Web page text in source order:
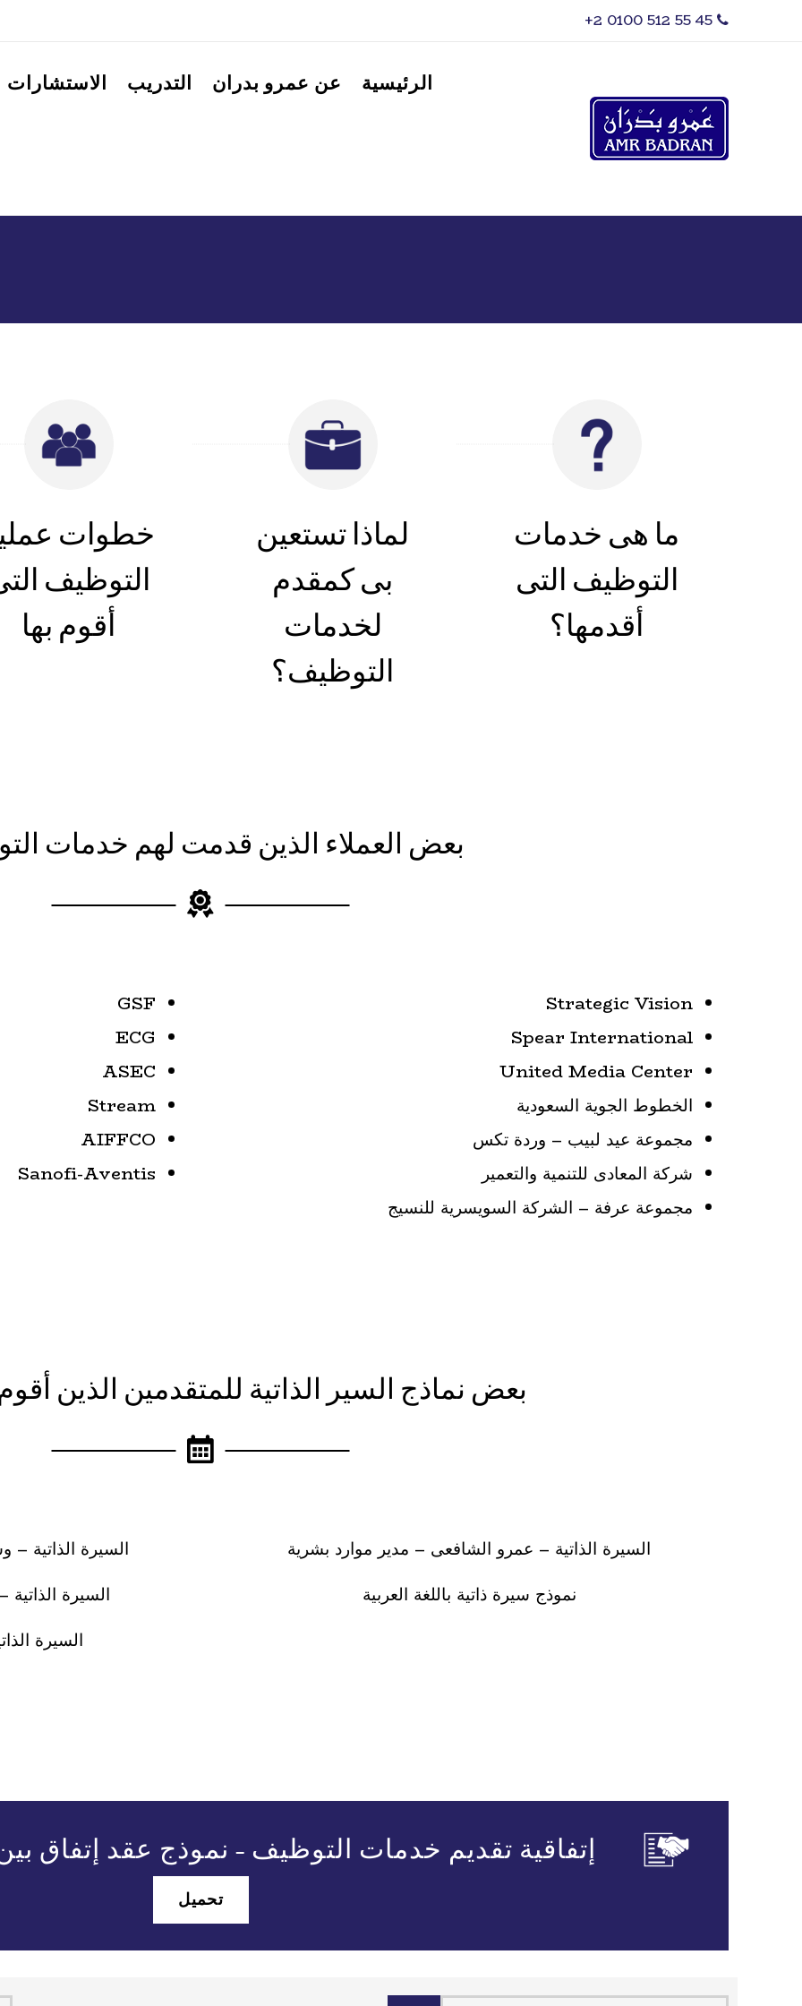
الرئيسية عن عمرو بدران التدريب الاستشارات
ما هى خدمات
التوظيف التى
أقدمها؟
لماذا تستعين
بى كمقدم
لخدمات
التوظيف؟
خطوات
التوظيف
أقوم بها
بعض العملاء الذين قدمت لهم خدمات
GSF
ECG
ASEC
Stream
AIFFCO
Sanofi-Aventis
Strategic Vision
Spear International
United Media Center
الخطوط الجوية السعودية
مجموعة عيد لبيب – وردة تكس
شركة المعادى للتنمية والتعمير
مجموعة عرفة – الشركة السويسرية للنسيج
بعض نماذج السير الذاتية للمتقدمين الذين
السيرة الذاتية
السيرة
السيرة
السيرة الذاتية – عمرو الشافعى – مدير موارد بشرية
نموذج سيرة ذاتية باللغة العربية
إتفاقية تقديم خدمات التوظيف - نموذج عقد إتفاق
تحميل